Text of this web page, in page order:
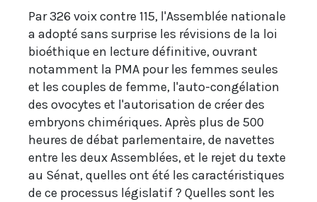
Par 326 voix contre 115, l'Assemblée nationale
a adopté sans surprise les révisions de la loi
bioéthique en lecture définitive, ouvrant
notamment la PMA pour les femmes seules
et les couples de femme, l'auto-congélation
des ovocytes et l'autorisation de créer des
embryons chimériques. Après plus de 500
heures de débat parlementaire, de navettes
entre les deux Assemblées, et le rejet du texte
au Sénat, quelles ont été les caractéristiques
de ce processus législatif ? Quelles sont les